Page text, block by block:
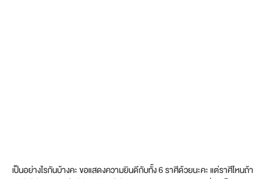
เป็นอย่างไรกันบ้างคะ ขอแสดงความยินดีกับทั้ง 6 ราศีด้วยนะคะ แต่ราศีไหนถ้า